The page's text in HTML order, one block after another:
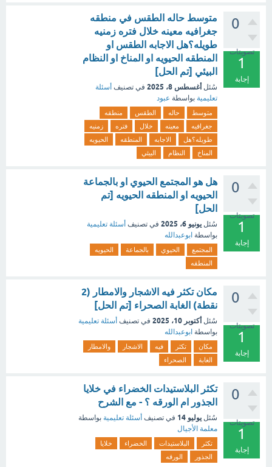
0
تصويتات
1
إجابة
متوسط حاله الطقس في منطقه
جغرافيه معينه خلال فتره زمنيه
طويله؟هل الاجابه الطقس او
المنطقه الحيويه او المناخ او النظام
البيئي [تم الحل]
سُئل أغسطس 8، 2025 في تصنيف أسئلة
تعليمية بواسطة عبود
متوسط حاله الطقس
منطقه
جغرافيه
معينه خلال فتره
زمنيه
طويله؟هل
الاجابه المنطقه
الحيويه
المناخ
النظام البيئي
0
تصويتات
1
إجابة
هل هو المجتمع الحيوي او بالجماعة
الحيويه او المنطقه الحيويه [تم
الحل]
سُئل يونيو 6، 2025 في تصنيف أسئلة تعليمية
بواسطة ابوعبدالله
المجتمع الحيوي بالجماعة
الحيويه
المنطقه
0
تصويتات
1
إجابة
مكان تكثر فيه الاشجار والامطار (2
نقطة) الغابة الصحراء [تم الحل]
سُئل أكتوبر 10، 2025 في تصنيف أسئلة تعليمية
بواسطة ابوعبدالله
مكان تكثر فيه الاشجار
والامطار
الغابة
الصحراء
0
تصويتات
1
إجابة
تكثر البلاستيدات الخضراء في خلايا
الجذور ام الورقه ؟ - مع الشرح
سُئل يوليو 14 في تصنيف أسئلة تعليمية بواسطة
معلمة الأجيال
تكثر البلاستيدات الخضراء
خلايا
الجذور
الورقه